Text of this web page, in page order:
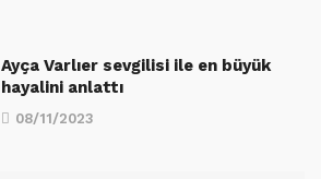
Ayça Varlıer sevgilisi ile en büyük
hayalini anlattı
08/11/2023